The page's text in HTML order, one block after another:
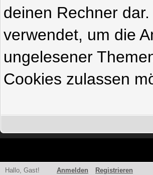
deinen Rechner
verwendet, um die
ungelesener
Cookies zulassen
Hallo, Gast! Anmelden Registrieren